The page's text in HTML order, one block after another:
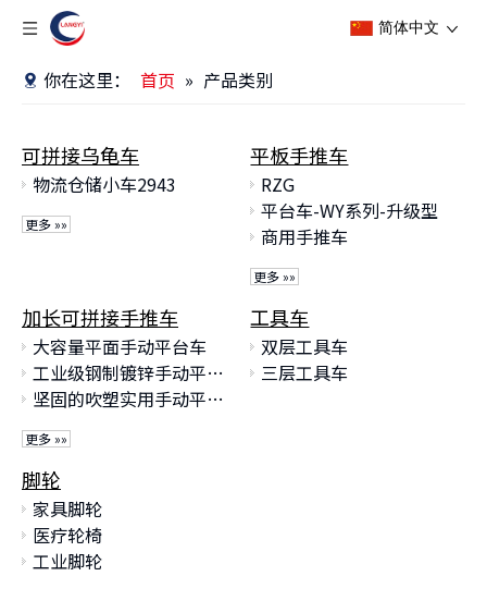
简体中文
你在这里： 首页 » 产品类别
可拼接乌龟车
物流仓储小车2943
更多 »»
平板手推车
RZG
平台车-WY系列-升级型
商用手推车
更多 »»
加长可拼接手推车
大容量平面手动平台车
工业级钢制镀锌手动平台车
坚固的吹塑实用手动平台车
更多 »»
工具车
双层工具车
三层工具车
脚轮
家具脚轮
医疗轮椅
工业脚轮